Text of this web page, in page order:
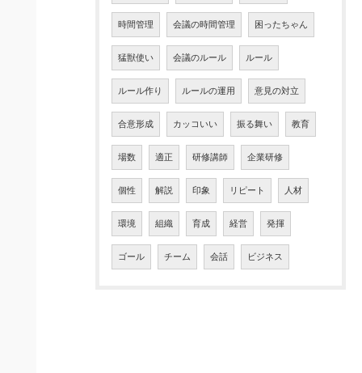
時間管理 会議の時間管理 困ったちゃん
猛獣使い 会議のルール ルール
ルール作り ルールの運用 意見の対立
合意形成 カッコいい 振る舞い 教育
場数 適正 研修講師 企業研修
個性 解説 印象 リピート 人材
環境 組織 育成 経営 発揮
ゴール チーム 会話 ビジネス